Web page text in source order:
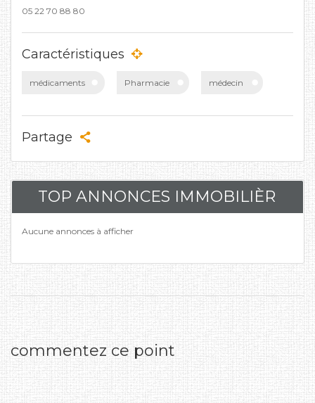
05 22 70 88 80
Caractéristiques
médicaments Pharmacie médecin
Partage
TOP ANNONCES IMMOBILIÈR
Aucune annonces à afficher
commentez ce point